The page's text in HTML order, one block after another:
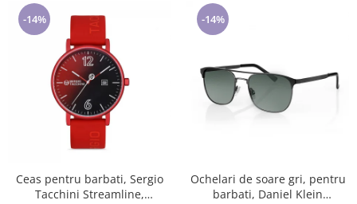
-14%
Ceas pentru barbati, Sergio
Tacchini Streamline,
-14%
Ochelari de soare gri, pentru
barbati, Daniel Klein